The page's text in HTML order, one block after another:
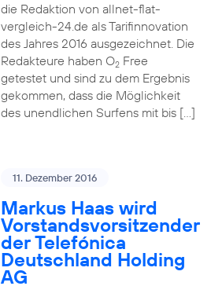
die Redaktion von allnet-flat-
vergleich-24.de als Tarifinnovation
des Jahres 2016 ausgezeichnet. Die
Redakteure haben O2Free
getestet und sind zu dem Ergebnis
gekommen, dass die Möglichkeit
des unendlichen Surfens mit bis […]
11. Dezember 2016
Markus Haas wird
Vorstandsvorsitzender
der Telefónica
Deutschland Holding
AG